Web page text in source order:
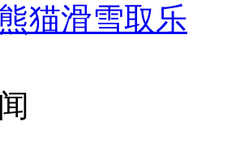
猫滑雪取乐